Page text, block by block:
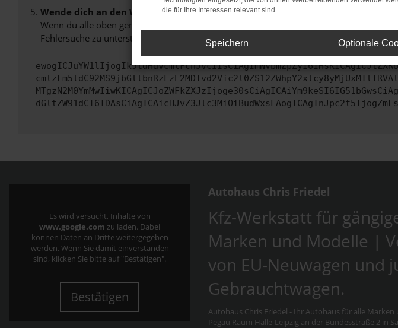
Wende dich an den Webseitenbetreiber.
Wenn du alle oben genannten Schritte versucht hast, kontaktiere uns bitte. Wir
Fehlersuche zu unterstützen:
Es wird versucht, Inhalte von
www.google.com zu laden. Dabei
können Daten an Dritte weitergegeben
werden. Wenn Sie damit einverstanden
sind, klicken Sie bitte auf "Bestätigen".
Bestätigen
Autohaus Chris Friedel
Kfz-Werkstatt für
Marken und Modelle |
von EU-Neuwagen und
Gebrauchtwagen.
Autohaus Chris Friedel - Ihr Autohaus für alle Marken
Pegau Raum Halle-Leipzig an der Bundesstraße 2 in
die für Ihre Interessen relevant sind.
Speichern Optionale